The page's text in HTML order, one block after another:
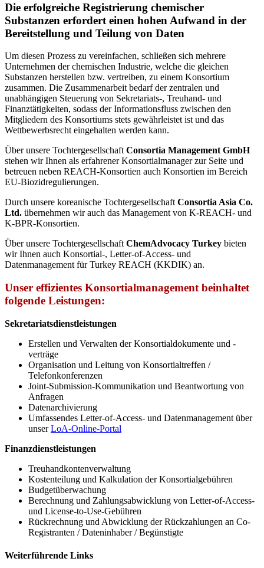
Die erfolgreiche Registrierung chemischer
Substanzen erfordert einen hohen Aufwand in der
Bereitstellung und Teilung von Daten
Um diesen Prozess zu vereinfachen, schließen sich mehrere
Unternehmen der chemischen Industrie, welche die gleichen
Substanzen herstellen bzw. vertreiben, zu einem Konsortium
zusammen. Die Zusammenarbeit bedarf der zentralen und
unabhängigen Steuerung von Sekretariats-, Treuhand- und
Finanztätigkeiten, sodass der Informationsfluss zwischen den
Mitgliedern des Konsortiums stets gewährleistet ist und das
Wettbewerbsrecht eingehalten werden kann.
Über unsere TochtergesellschaftConsortia Management GmbH
stehen wir Ihnen als erfahrener Konsortialmanager zur Seite und
betreuen neben REACH-Konsortien auch Konsortien im Bereich
EU-Biozidregulierungen.
Durch unsere koreanische TochtergesellschaftConsortia Asia Co.
Ltd. übernehmen wir auch das Management von K-REACH- und
K-BPR-Konsortien.
Über unsere TochtergesellschaftChemAdvocacy Turkey bieten
wir Ihnen auch Konsortial-, Letter-of-Access- und
Datenmanagement für Turkey REACH (KKDIK) an.
Unser effizientes Konsortialmanagement beinhaltet
folgende Leistungen:
Sekretariatsdienstleistungen
Erstellen und Verwalten der Konsortialdokumente und -
verträge
Organisation und Leitung von Konsortialtreffen /
Telefonkonferenzen
Joint-Submission-Kommunikation und Beantwortung von
Anfragen
Datenarchivierung
Umfassendes Letter-of-Access- und Datenmanagement über
unserLoA-Online-Portal
Finanzdienstleistungen
Treuhandkontenverwaltung
Kostenteilung und Kalkulation der Konsortialgebühren
Budgetüberwachung
Berechnung und Zahlungsabwicklung von Letter-of-Access-
und License-to-Use-Gebühren
Rückrechnung und Abwicklung der Rückzahlungen an Co-
Registranten / Dateninhaber / Begünstigte
Weiterführende Links